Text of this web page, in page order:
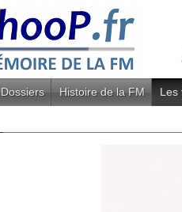
Dossiers Histoire de la FM Les